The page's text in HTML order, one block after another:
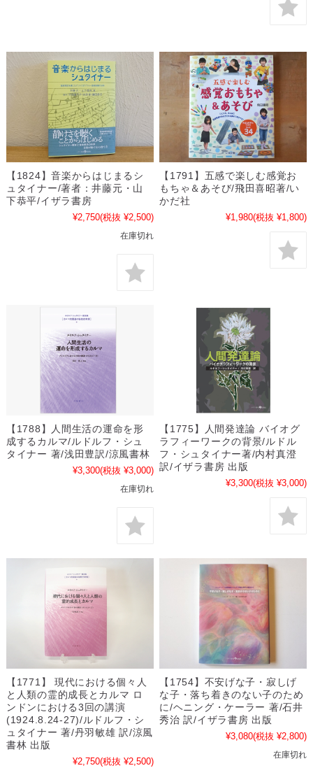
【1824】音楽からはじまるシ
ュタイナー/著者：井藤元・山
下恭平/イザラ書房
¥2,750(税抜 ¥2,500)
在庫切れ
【1791】五感で楽しむ感覚お
もちゃ＆あそび/飛田喜昭著/い
かだ社
¥1,980(税抜 ¥1,800)
【1788】人間生活の運命を形
成するカルマ/ルドルフ・シュ
タイナー 著/浅田豊訳/涼風書林
¥3,300(税抜 ¥3,000)
在庫切れ
【1775】人間発達論 バイオグ
ラフィーワークの背景/ルドル
フ・シュタイナー著/内村真澄
訳/イザラ書房 出版
¥3,300(税抜 ¥3,000)
【1771】 現代における個々人
と人類の霊的成長とカルマ ロ
ンドンにおける3回の講演
(1924.8.24-27)/ルドルフ・シ
ュタイナー 著/丹羽敏雄 訳/涼風
書林 出版
¥2,750(税抜 ¥2,500)
【1754】不安げな子・寂しげ
な子・落ち着きのない子のため
に/ヘニング・ケーラー 著/石井
秀治 訳/イザラ書房 出版
¥3,080(税抜 ¥2,800)
在庫切れ